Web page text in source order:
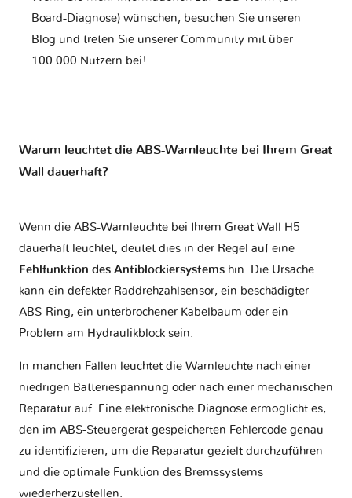
Board-Diagnose) wünschen, besuchen Sie unseren
Blog und treten Sie unserer Community mit über
100.000 Nutzern bei!
Warum leuchtet die ABS-Warnleuchte bei Ihrem Great
Wall dauerhaft?
Wenn die ABS-Warnleuchte bei Ihrem Great Wall H5
dauerhaft leuchtet, deutet dies in der Regel auf eine
Fehlfunktion des Antiblockiersystems hin. Die Ursache
kann ein defekter Raddrehzahlsensor, ein beschädigter
ABS-Ring, ein unterbrochener Kabelbaum oder ein
Problem am Hydraulikblock sein.
In manchen Fällen leuchtet die Warnleuchte nach einer
niedrigen Batteriespannung oder nach einer mechanischen
Reparatur auf. Eine elektronische Diagnose ermöglicht es,
den im ABS-Steuergerät gespeicherten Fehlercode genau
zu identifizieren, um die Reparatur gezielt durchzuführen
und die optimale Funktion des Bremssystems
wiederherzustellen.